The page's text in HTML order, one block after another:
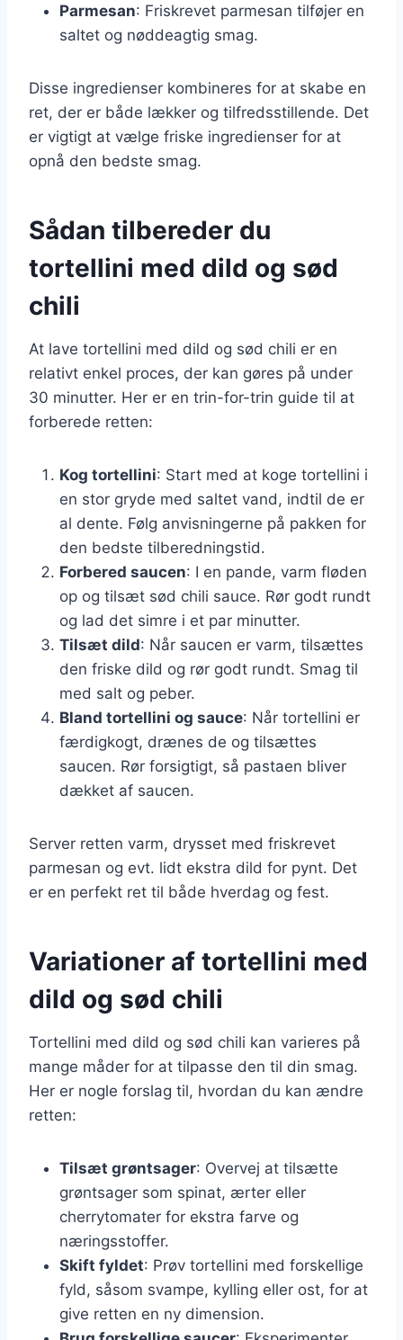
Parmesan: Friskrevet parmesan tilføjer en
saltet og nøddeagtig smag.
Disse ingredienser kombineres for at skabe en
ret, der er både lækker og tilfredsstillende. Det
er vigtigt at vælge friske ingredienser for at
opnå den bedste smag.
Sådan tilbereder du
tortellini med dild og sød
chili
At lave tortellini med dild og sød chili er en
relativt enkel proces, der kan gøres på under
30 minutter. Her er en trin-for-trin guide til at
forberede retten:
Kog tortellini: Start med at koge tortellini i
en stor gryde med saltet vand, indtil de er
al dente. Følg anvisningerne på pakken for
den bedste tilberedningstid.
Forbered saucen: I en pande, varm fløden
op og tilsæt sød chili sauce. Rør godt rundt
og lad det simre i et par minutter.
Tilsæt dild: Når saucen er varm, tilsættes
den friske dild og rør godt rundt. Smag til
med salt og peber.
Bland tortellini og sauce: Når tortellini er
færdigkogt, drænes de og tilsættes
saucen. Rør forsigtigt, så pastaen bliver
dækket af saucen.
Server retten varm, drysset med friskrevet
parmesan og evt. lidt ekstra dild for pynt. Det
er en perfekt ret til både hverdag og fest.
Variationer af tortellini med
dild og sød chili
Tortellini med dild og sød chili kan varieres på
mange måder for at tilpasse den til din smag.
Her er nogle forslag til, hvordan du kan ændre
retten:
Tilsæt grøntsager: Overvej at tilsætte
grøntsager som spinat, ærter eller
cherrytomater for ekstra farve og
næringsstoffer.
Skift fyldet: Prøv tortellini med forskellige
fyld, såsom svampe, kylling eller ost, for at
give retten en ny dimension.